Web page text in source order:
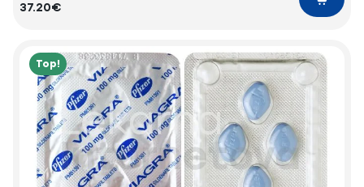
37.20€
Top!